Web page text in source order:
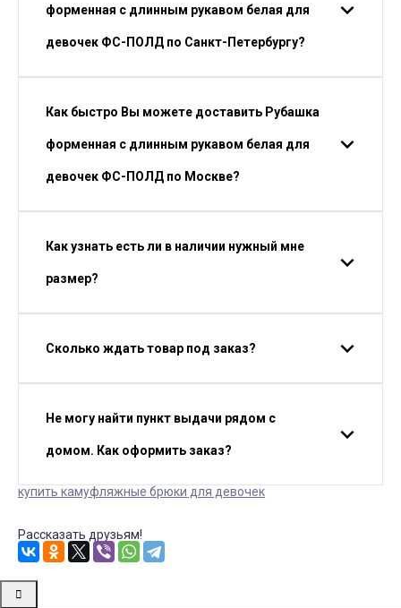
форменная с длинным рукавом белая для
девочек ФС-ПОЛД по Санкт-Петербургу?
Как быстро Вы можете доставить Рубашка
форменная с длинным рукавом белая для
девочек ФС-ПОЛД по Москве?
Как узнать есть ли в наличии нужный мне
размер?
Сколько ждать товар под заказ?
Не могу найти пункт выдачи рядом с
домом. Как оформить заказ?
купить камуфляжные брюки для девочек
Рассказать друзьям!